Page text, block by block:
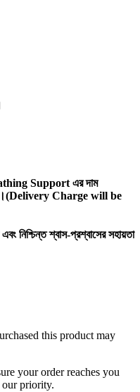
Support এর দাম
সহ।(Delivery Charge will be
শ্বাস-প্রশ্বাসের সহায়তা
this product may
your order reaches you
our priority.